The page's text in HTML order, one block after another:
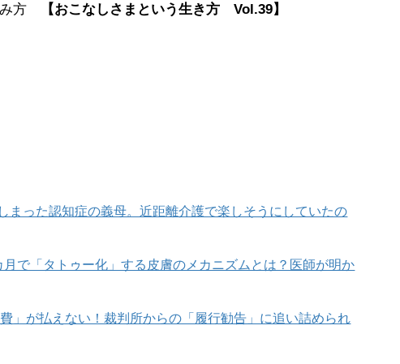
み方 【おこなしさまという生き方 Vol.39】
まった認知症の義母。近距離介護で楽しそうにしていたの
で「タトゥー化」する皮膚のメカニズムとは？医師が明か
」が払えない！裁判所からの「履行勧告」に追い詰められ